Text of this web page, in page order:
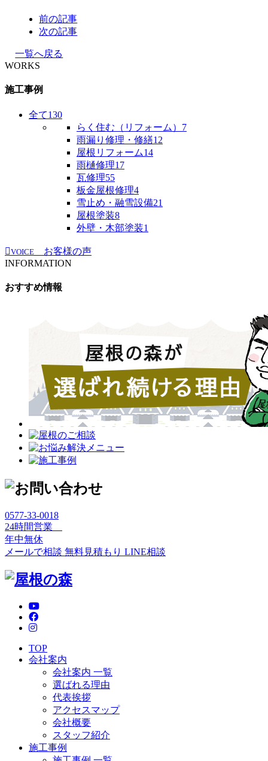
前の記事
次の記事
一覧へ戻る
WORKS
施工事例
全て130
らく住む（リフォーム） 7
雨漏り修理・修繕12
屋根リフォーム14
雨樋修理17
瓦修理55
板金屋根修理4
雪止め・融雪設備21
屋根塗装8
外壁・木部塗装1
VOICE
お客様の声
INFORMATION
おすすめ情報
0577-33-0018
24時間営業
年中無休
メールで相談 無料見積もり LINE相談
TOP
会社案内
会社案内 一覧
選ばれる理由
代表挨拶
アクセスマップ
会社概要
スタッフ紹介
施工事例